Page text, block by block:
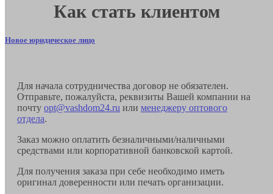
Как стать клиентом
Новое юридическое лицо
Для начала сотрудничества договор не обязателен.
Отправьте, пожалуйста, реквизиты Вашей компании на
почту opt@vashdom24.ru или менеджеру оптового
отдела.
Заказ можно оплатить безналичными/наличными
средствами или корпоративной банковской картой.
Для получения заказа при себе необходимо иметь
оригинал доверенности или печать организации.